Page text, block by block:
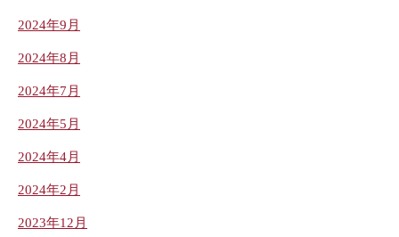
2024年9月
2024年8月
2024年7月
2024年5月
2024年4月
2024年2月
2023年12月